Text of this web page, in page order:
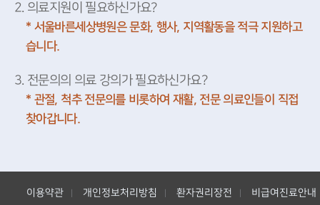
2. 의료지원이 필요하신가요?
* 서울바른세상병원은 문화, 행사, 지역활동을 적극 지원하고
습니다.
3. 전문의의 의료 강의가 필요하신가요?
* 관절, 척추 전문의를 비롯하여 재활, 전문 의료인들이 직접
찾아갑니다.
이용약관 개인정보처리방침 환자권리장전 비급여진료안내